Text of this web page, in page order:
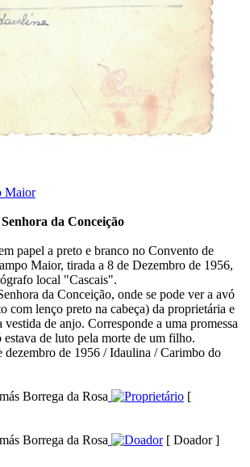
Maior
da Conceição
papel a preto e branco no Convento de
Maior, tirada a 8 de Dezembro de 1956,
local "Cascais".
da Conceição, onde se pode ver a avó
com lenço preto na cabeça) da proprietária e
de anjo. Corresponde a uma promessa
de luto pela morte de um filho.
dezembro de 1956 / Idaulina / Carimbo do
Borrega da Rosa
[
Borrega da Rosa
[ Doador ]